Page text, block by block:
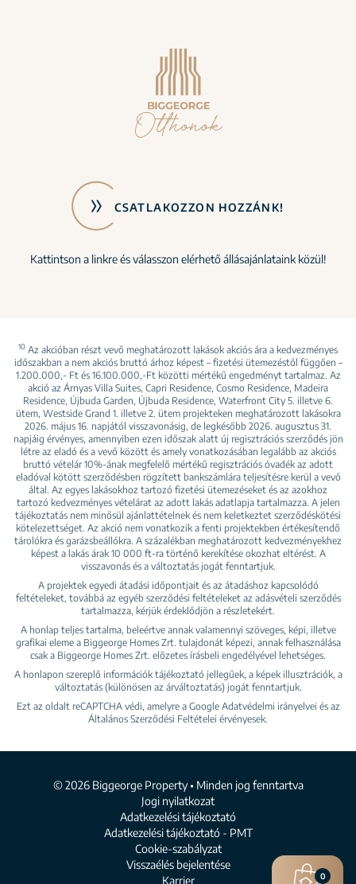
CSATLAKOZZON HOZZÁNK!
Kattintson a linkre és válasszon elérhető állásajánlataink közül!
10 Az akcióban részt vevő meghatározott lakások akciós ára a kedvezményes
időszakban a nem akciós bruttó árhoz képest – fizetési ütemezéstől függően –
1.200.000,- Ft és 16.100.000,-Ft közötti mértékű engedményt tartalmaz. Az
akció az Árnyas Villa Suites, Capri Residence, Cosmo Residence, Madeira
Residence, Újbuda Garden, Újbuda Residence, Waterfront City 5. illetve 6.
ütem, Westside Grand 1. illetve 2. ütem projekteken meghatározott lakásokra
2026. május 16. napjától visszavonásig, de legkésőbb 2026. augusztus 31.
napjáig érvényes, amennyiben ezen időszak alatt új regisztrációs szerződés jön
létre az eladó és a vevő között és amely vonatkozásában legalább az akciós
bruttó vételár 10%-ának megfelelő mértékű regisztrációs óvadék az adott
eladóval kötött szerződésben rögzített bankszámlára teljesítésre kerül a vevő
által. Az egyes lakásokhoz tartozó fizetési ütemezéseket és az azokhoz
tartozó kedvezményes vételárat az adott lakás adatlapja tartalmazza. A jelen
tájékoztatás nem minősül ajánlattételnek és nem keletkeztet szerződéskötési
kötelezettséget. Az akció nem vonatkozik a fenti projektekben értékesítendő
tárolókra és garázsbeállókra. A százalékban meghatározott kedvezményekhez
képest a lakás árak 10 000 ft-ra történő kerekítése okozhat eltérést. A
visszavonás és a változtatás jogát fenntartjuk.
A projektek egyedi átadási időpontjait és az átadáshoz kapcsolódó
feltételeket, továbbá az egyéb szerződési feltételeket az adásvételi szerződés
tartalmazza, kérjük érdeklődjön a részletekért.
A honlap teljes tartalma, beleértve annak valamennyi szöveges, képi, illetve
grafikai eleme a Biggeorge Homes Zrt. tulajdonát képezi, annak felhasználása
csak a Biggeorge Homes Zrt. előzetes írásbeli engedélyével lehetséges.
A honlapon szereplő információk tájékoztató jellegűek, a képek illusztrációk, a
változtatás (különösen az árváltoztatás) jogát fenntartjuk.
Ezt az oldalt reCAPTCHA védi, amelyre a Google Adatvédelmi irányelvei és az
Általános Szerződési Feltételei érvényesek.
© 2026 Biggeorge Property • Minden jog fenntartva
Jogi nyilatkozat
Adatkezelési tájékoztató
Adatkezelési tájékoztató - PMT
Cookie-szabályzat
Visszaélés bejelentése
Karrier
0